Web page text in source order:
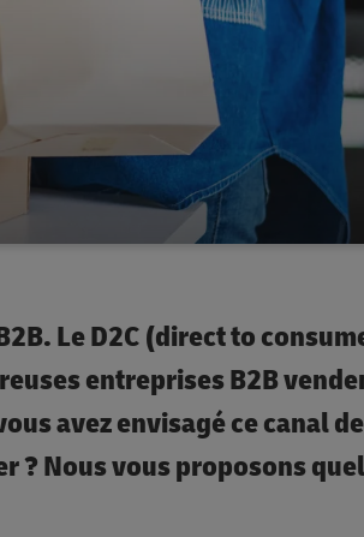
Le D2C (direct to
entreprises B2B
avez envisagé ce canal
? Nous vous proposons